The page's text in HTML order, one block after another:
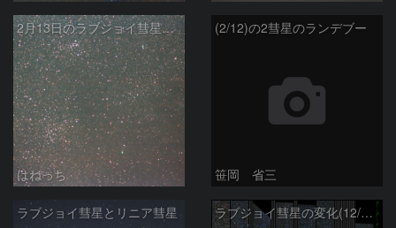
2月13日のラブジョイ彗星とリニア彗星
はねっち
(2/12)の2彗星のランデブー
笹岡 省三
ラブジョイ彗星とリニア彗星 ラブジョイ彗星の変化(12/29～1/29)